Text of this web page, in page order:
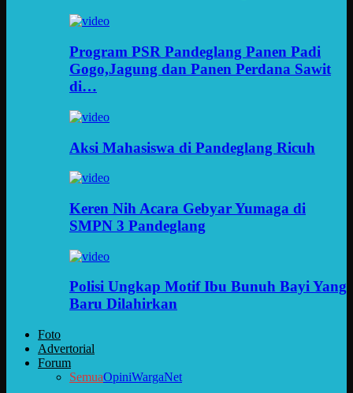
Program PSR Pandeglang Panen Padi
Gogo,Jagung dan Panen Perdana Sawit
di…
Aksi Mahasiswa di Pandeglang Ricuh
Keren Nih Acara Gebyar Yumaga di
SMPN 3 Pandeglang
Polisi Ungkap Motif Ibu Bunuh Bayi Yang
Baru Dilahirkan
Foto
Advertorial
Forum
SemuaOpiniWargaNet